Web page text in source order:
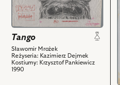
Rysunek
pomocniczy
i
powiązanych
z
nim
obiektów
Tango
Sławomir Mrożek
Reżyseria: Kazimierz Dejmek
Kostiumy: Krzysztof Pankiewicz
1990